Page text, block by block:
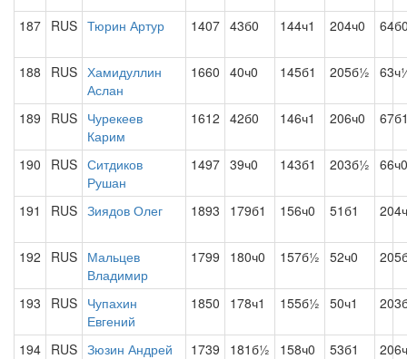
187 RUS Тюрин Артур 1407 43б0 144ч1 204ч0
188 RUS Хамидуллин
Аслан
1660 40ч0 145б1 205б½
189 RUS Чурекеев
Карим
1612 42б0 146ч1 206ч0
190 RUS Ситдиков
Рушан
1497 39ч0 143б1 203б½ 66ч0
191 RUS Зиядов Олег 1893 179б1 156ч0 51б1
192 RUS Мальцев
Владимир
1799 180ч0 157б½ 52ч0
193 RUS Чупахин
Евгений
1850 178ч1 155б½ 50ч1
194 RUS Зюзин Андрей 1739 181б½ 158ч0 53б1